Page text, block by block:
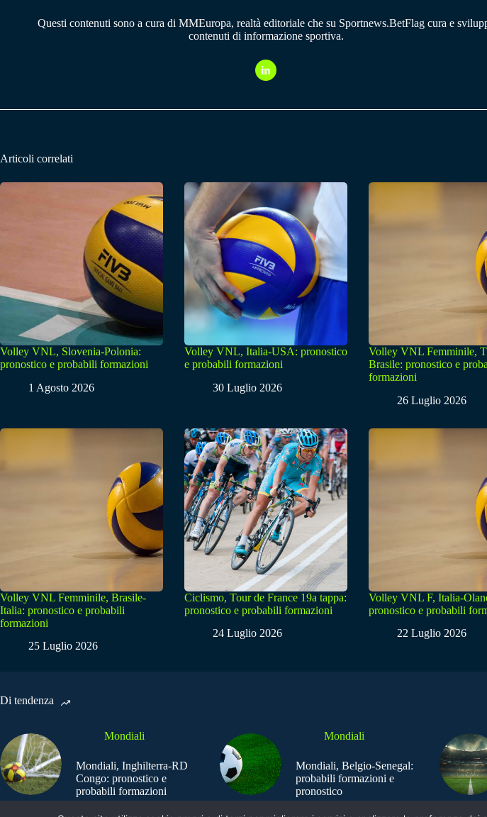
Questi contenuti sono a cura di MMEuropa, realtà editoriale che su Sportnews.BetFlag cura e
contenuti di informazione sportiva.
Articoli correlati
Volley VNL, Slovenia-Polonia:
pronostico e probabili formazioni
1 Agosto 2026
Volley VNL, Italia-USA: pronostico
e probabili formazioni
30 Luglio 2026
Volley VNL Femminile,
Brasile: pronostico e
formazioni
26 Luglio 2026
Volley VNL Femminile, Brasile-
Italia: pronostico e probabili
formazioni
25 Luglio 2026
Ciclismo, Tour de France 19a tappa:
pronostico e probabili formazioni
24 Luglio 2026
Volley VNL F, Italia-
pronostico e probabili
22 Luglio 2026
Di tendenza
Mondiali
Mondiali, Inghilterra-RD
Congo: pronostico e
probabili formazioni
Mondiali
Mondiali, Belgio-Senegal:
probabili formazioni e
pronostico